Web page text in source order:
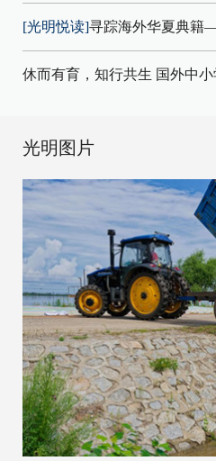
[光明悦读]寻踪海外华夏典籍
休而有育，知行共生 国外中
光明图片